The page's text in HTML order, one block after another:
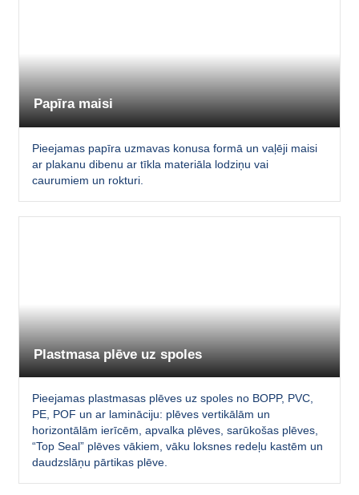
Papīra maisi
Pieejamas papīra uzmavas konusa formā un vaļēji maisi
ar plakanu dibenu ar tīkla materiāla lodziņu vai
caurumiem un rokturi.
Plastmasa plēve uz spoles
Pieejamas plastmasas plēves uz spoles no BOPP, PVC,
PE, POF un ar lamināciju: plēves vertikālām un
horizontālām ierīcēm, apvalka plēves, sarūkošas plēves,
“Top Seal” plēves vākiem, vāku loksnes redeļu kastēm un
daudzslāņu pārtikas plēve.